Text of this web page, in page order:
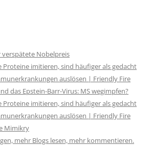
verspätete Nobelpreis
Proteine imitieren, sind häufiger als gedacht
auslösen | Friendly Fire
das Epstein-Barr-Virus: MS wegimpfen?
Proteine imitieren, sind häufiger als gedacht
auslösen | Friendly Fire
Mimikry
mehr Blogs lesen, mehr kommentieren.